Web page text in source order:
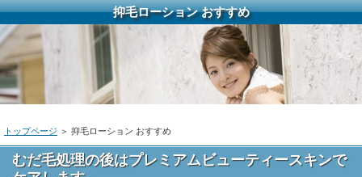
抑毛ローション おすすめ
トップページ ＞ 抑毛ローション おすすめ
むだ毛処理の後はプレミアムビューティースキンで